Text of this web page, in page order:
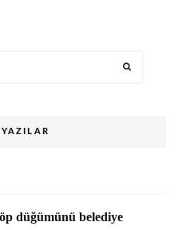
düğümünü belediye